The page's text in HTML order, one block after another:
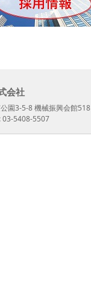
会社
園3-5-8 機械振興会館518
5408-5507